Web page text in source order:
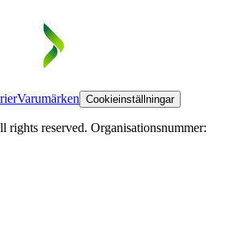
Varumärken Cookieinställningar
reserved. Organisationsnummer: